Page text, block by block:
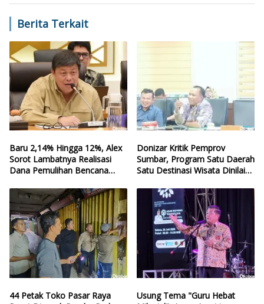
Berita Terkait
Baru 2,14% Hingga 12%, Alex
Sorot Lambatnya Realisasi
Dana Pemulihan Bencana
Donizar Kritik Pemprov
Sumbar, Program Satu Daerah
Satu Destinasi Wisata Dinilai
44 Petak Toko Pasar Raya
Usung Tema "Guru Hebat